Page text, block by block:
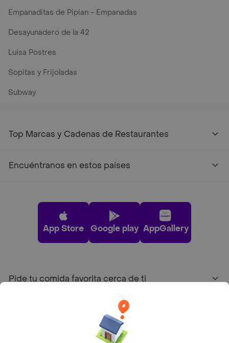
Empanaditas de Pipian - Empanadas
Desayunadero de la 42
Luisa Postres
Sopitas y Frijoladas
Subway
Top Marcas y Cadenas de Restaurantes
Encuéntranos en estos países
App Store Google play AppGallery
Pide tu comida favorita cerca de ti